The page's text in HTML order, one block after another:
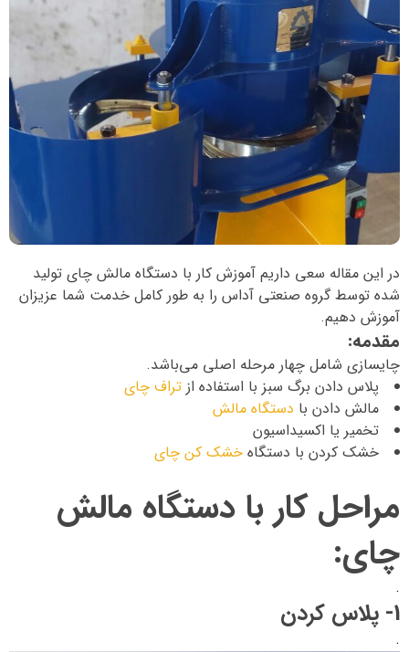
در این مقاله سعی داریم آموزش کار با دستگاه مالش چای تولید
شده توسط گروه صنعتی آداس را به طور کامل خدمت شما عزیزان
آموزش دهیم.
مقدمه:
چایسازی شامل چهار مرحله اصلی می‌باشد.
پلاس دادن برگ سبز با استفاده از تراف چای
مالش دادن با دستگاه مالش
تخمیر یا اکسیداسیون
خشک کردن با دستگاه خشک کن چای
مراحل کار با دستگاه مالش
چای:
.
1- پلاس کردن
.